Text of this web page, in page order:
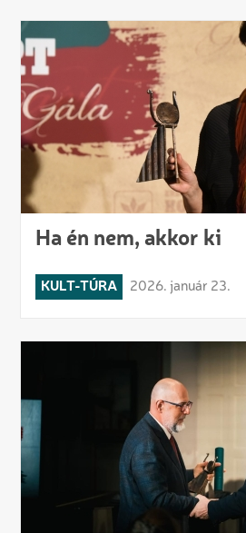
Ha én nem, akkor ki
KULT-TÚRA 2026. január 23.